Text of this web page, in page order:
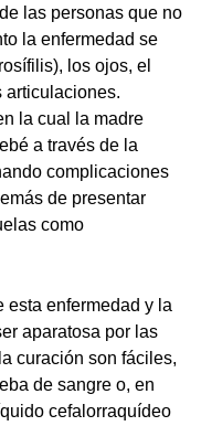
las personas que no
la enfermedad se
los ojos, el
articulaciones.
la cual la madre
a través de la
complicaciones
de presentar
como
esta enfermedad y la
aparatosa por las
curación son fáciles,
de sangre o, en
cefalorraquídeo